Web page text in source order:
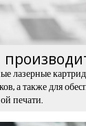
лазерные
а также для
печати.